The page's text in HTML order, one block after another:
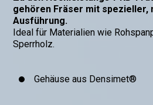
gehören Fräser mit spezieller,
Ausführung.
Ideal für Materialien wie
Sperrholz.
Gehäuse aus Densimet®